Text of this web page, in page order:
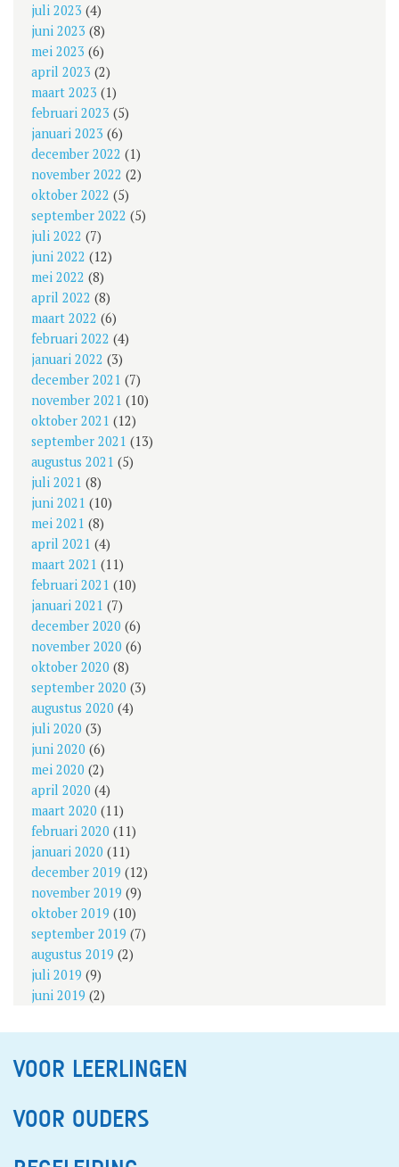
juli 2023 (4)
juni 2023 (8)
mei 2023 (6)
april 2023 (2)
maart 2023 (1)
februari 2023 (5)
januari 2023 (6)
december 2022 (1)
november 2022 (2)
oktober 2022 (5)
september 2022 (5)
juli 2022 (7)
juni 2022 (12)
mei 2022 (8)
april 2022 (8)
maart 2022 (6)
februari 2022 (4)
januari 2022 (3)
december 2021 (7)
november 2021 (10)
oktober 2021 (12)
september 2021 (13)
augustus 2021 (5)
juli 2021 (8)
juni 2021 (10)
mei 2021 (8)
april 2021 (4)
maart 2021 (11)
februari 2021 (10)
januari 2021 (7)
december 2020 (6)
november 2020 (6)
oktober 2020 (8)
september 2020 (3)
augustus 2020 (4)
juli 2020 (3)
juni 2020 (6)
mei 2020 (2)
april 2020 (4)
maart 2020 (11)
februari 2020 (11)
januari 2020 (11)
december 2019 (12)
november 2019 (9)
oktober 2019 (10)
september 2019 (7)
augustus 2019 (2)
juli 2019 (9)
juni 2019 (2)
VOOR LEERLINGEN
VOOR OUDERS